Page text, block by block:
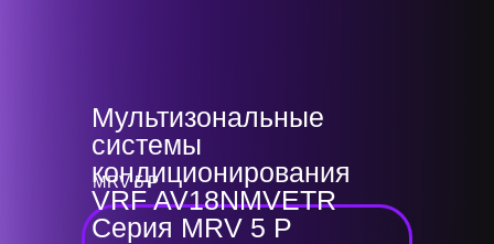
MRV 5 P
Мультизональные
системы
кондиционирования
VRF AV18NMVETR
Серия MRV 5 P